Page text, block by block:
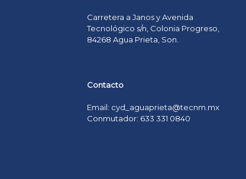
Carretera a Janos y Avenida
Tecnológico s/n, Colonia Progreso,
84268 Agua Prieta, Son.
Contacto
Email: cyd_aguaprieta@tecnm.mx
Conmutador: 633 331 0840